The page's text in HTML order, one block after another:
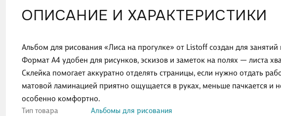
ОПИСАНИЕ И ХАРАКТЕРИСТИКИ
Альбом для рисования «Лиса на прогулке» от Listoff создан для
Формат А4 удобен для рисунков, эскизов и заметок на полях — листа
Склейка помогает аккуратно отделять страницы, если нужно отдать
матовой ламинацией приятно ощущается в руках, меньше пачкается и
особенно комфортно.
Тип товара
Альбомы для рисования